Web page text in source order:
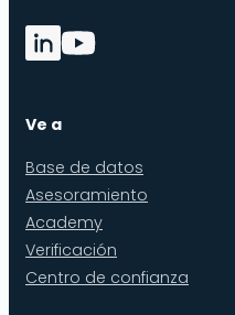
Ve a
Base de datos
Asesoramiento
Academy
Verificación
Centro de confianza